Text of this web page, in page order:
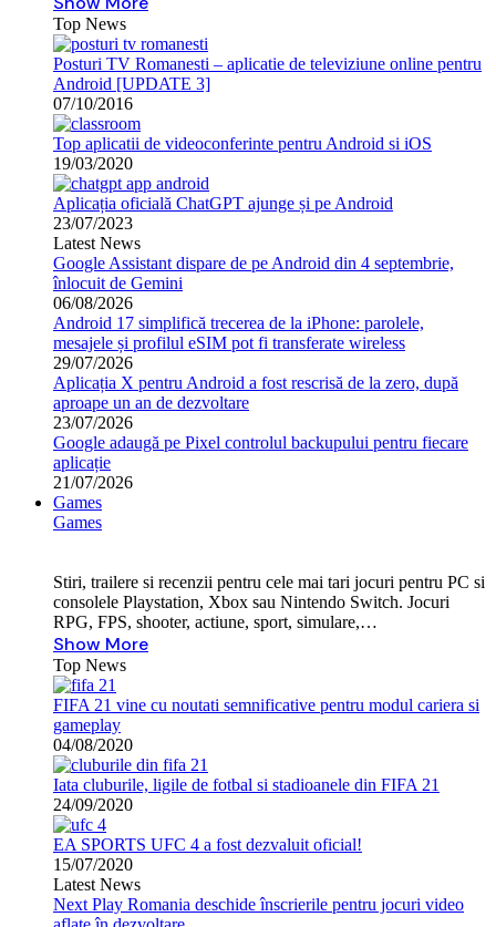
Top News
Posturi TV Romanesti – aplicatie de televiziune online pentru
Android [UPDATE 3]
07/10/2016
Top aplicatii de videoconferinte pentru Android si iOS
19/03/2020
Aplicația oficială ChatGPT ajunge și pe Android
23/07/2023
Latest News
Google Assistant dispare de pe Android din 4 septembrie,
înlocuit de Gemini
06/08/2026
Android 17 simplifică trecerea de la iPhone: parolele,
mesajele și profilul eSIM pot fi transferate wireless
29/07/2026
Aplicația X pentru Android a fost rescrisă de la zero, după
aproape un an de dezvoltare
23/07/2026
Google adaugă pe Pixel controlul backupului pentru fiecare
aplicație
21/07/2026
Games
Games
Stiri, trailere si recenzii pentru cele mai tari jocuri pentru PC si
consolele Playstation, Xbox sau Nintendo Switch. Jocuri
RPG, FPS, shooter, actiune, sport, simulare,…
Show More
Top News
FIFA 21 vine cu noutati semnificative pentru modul cariera si
gameplay
04/08/2020
Iata cluburile, ligile de fotbal si stadioanele din FIFA 21
24/09/2020
EA SPORTS UFC 4 a fost dezvaluit oficial!
15/07/2020
Latest News
Next Play Romania deschide înscrierile pentru jocuri video